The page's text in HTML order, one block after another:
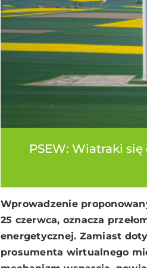
PSEW: Wiatraki
Wprowadzenie
25 czerwca, oznacza
energetycznej. Zamiast
prosumenta wirtualnego